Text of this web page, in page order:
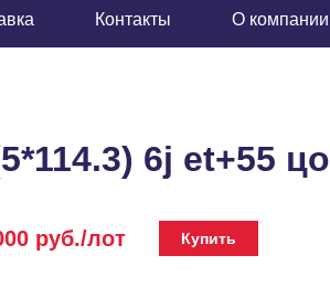
Контакты О компании
6j et+55
руб./лот Купить